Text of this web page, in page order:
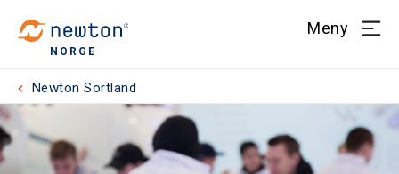
NORGE
Meny
Newton Sortland